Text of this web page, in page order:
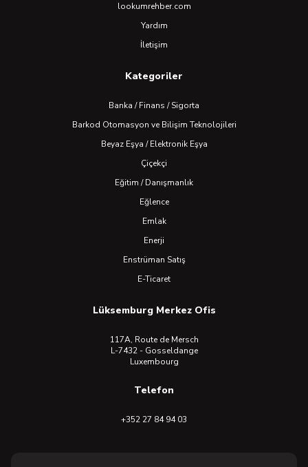
lookumrehber.com
Yardım
İletişim
Kategoriler
Banka / Finans / Sigorta
Barkod Otomasyon ve Bilişim Teknolojileri
Beyaz Eşya / Elektronik Eşya
Çiçekçi
Eğitim / Danışmanlık
Eğlence
Emlak
Enerji
Enstrüman Satış
E-Ticaret
Lüksemburg Merkez Ofis
117A, Route de Mersch
L-7432 - Gosseldange
Luxembourg
Telefon
+352 27 84 94 03